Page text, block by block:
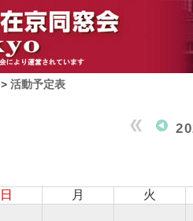
> 活動予定表
日 月 火